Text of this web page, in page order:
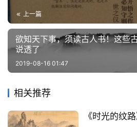
专
区
常
网
址
原文：
不知势，无以为人也。势易而未觉
也。君子之势，滞而不坠。小人之
恶，道未绝也。
上一篇
欲知天下事，须读古人书！这些
说透了
2019-08-16 01:47
相关推荐
《时光的纹路